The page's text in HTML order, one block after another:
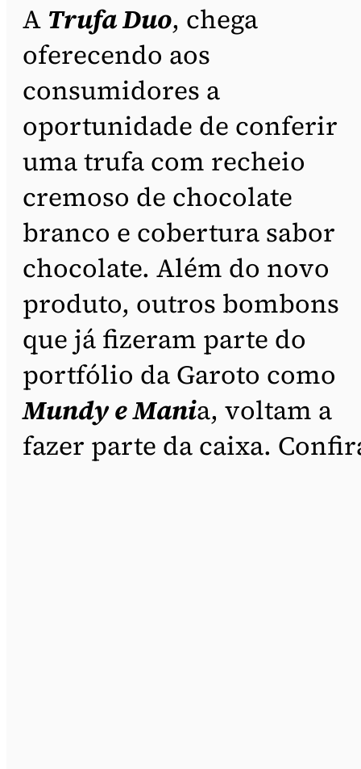
A Trufa Duo, chega
oferecendo aos
consumidores a
oportunidade de conferir
uma trufa com recheio
cremoso de chocolate
branco e cobertura sabor
chocolate. Além do novo
produto, outros bombons
que já fizeram parte do
portfólio da Garoto como
Mundy e Mania, voltam a
fazer parte da caixa.